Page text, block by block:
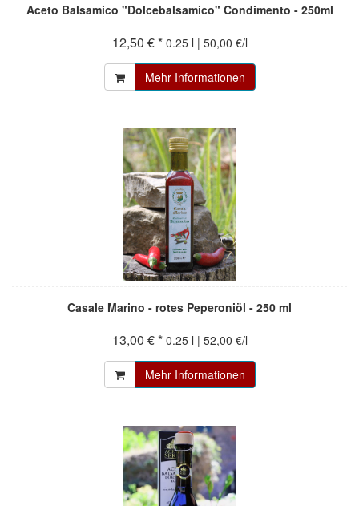
Aceto Balsamico "Dolcebalsamico" Condimento - 250ml
12,50 € * 0.25 l | 50,00 €/l
Mehr Informationen
Casale Marino - rotes Peperoniöl - 250 ml
13,00 € * 0.25 l | 52,00 €/l
Mehr Informationen